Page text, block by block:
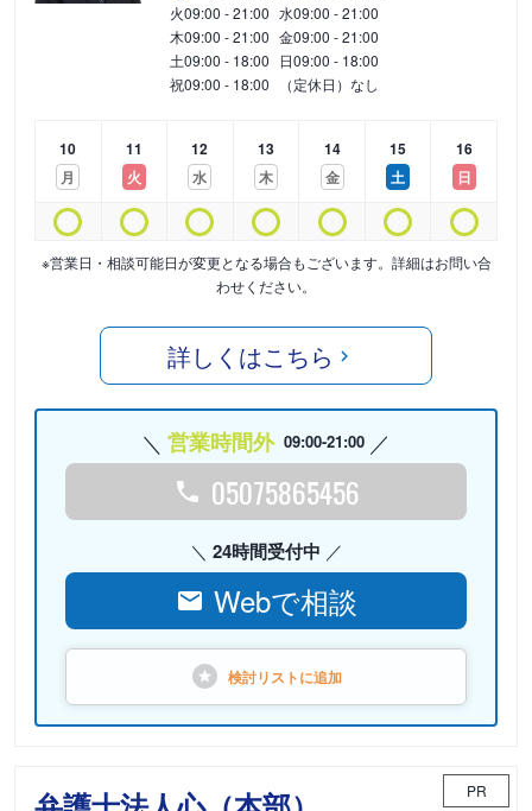
火09:00 - 21:00 水09:00 - 21:00
木09:00 - 21:00 金09:00 - 21:00
土09:00 - 18:00 日09:00 - 18:00
祝09:00 - 18:00 （定休日）なし
10
月
11
火
12
水
13
木
14
金
15
土
16
日
※営業日・相談可能日が変更となる場合もございます。詳細はお問い合
わせください。
詳しくはこちら
営業時間外 09:00-21:00
05075865456
24時間受付中
Webで相談
検討リストに追加
PR